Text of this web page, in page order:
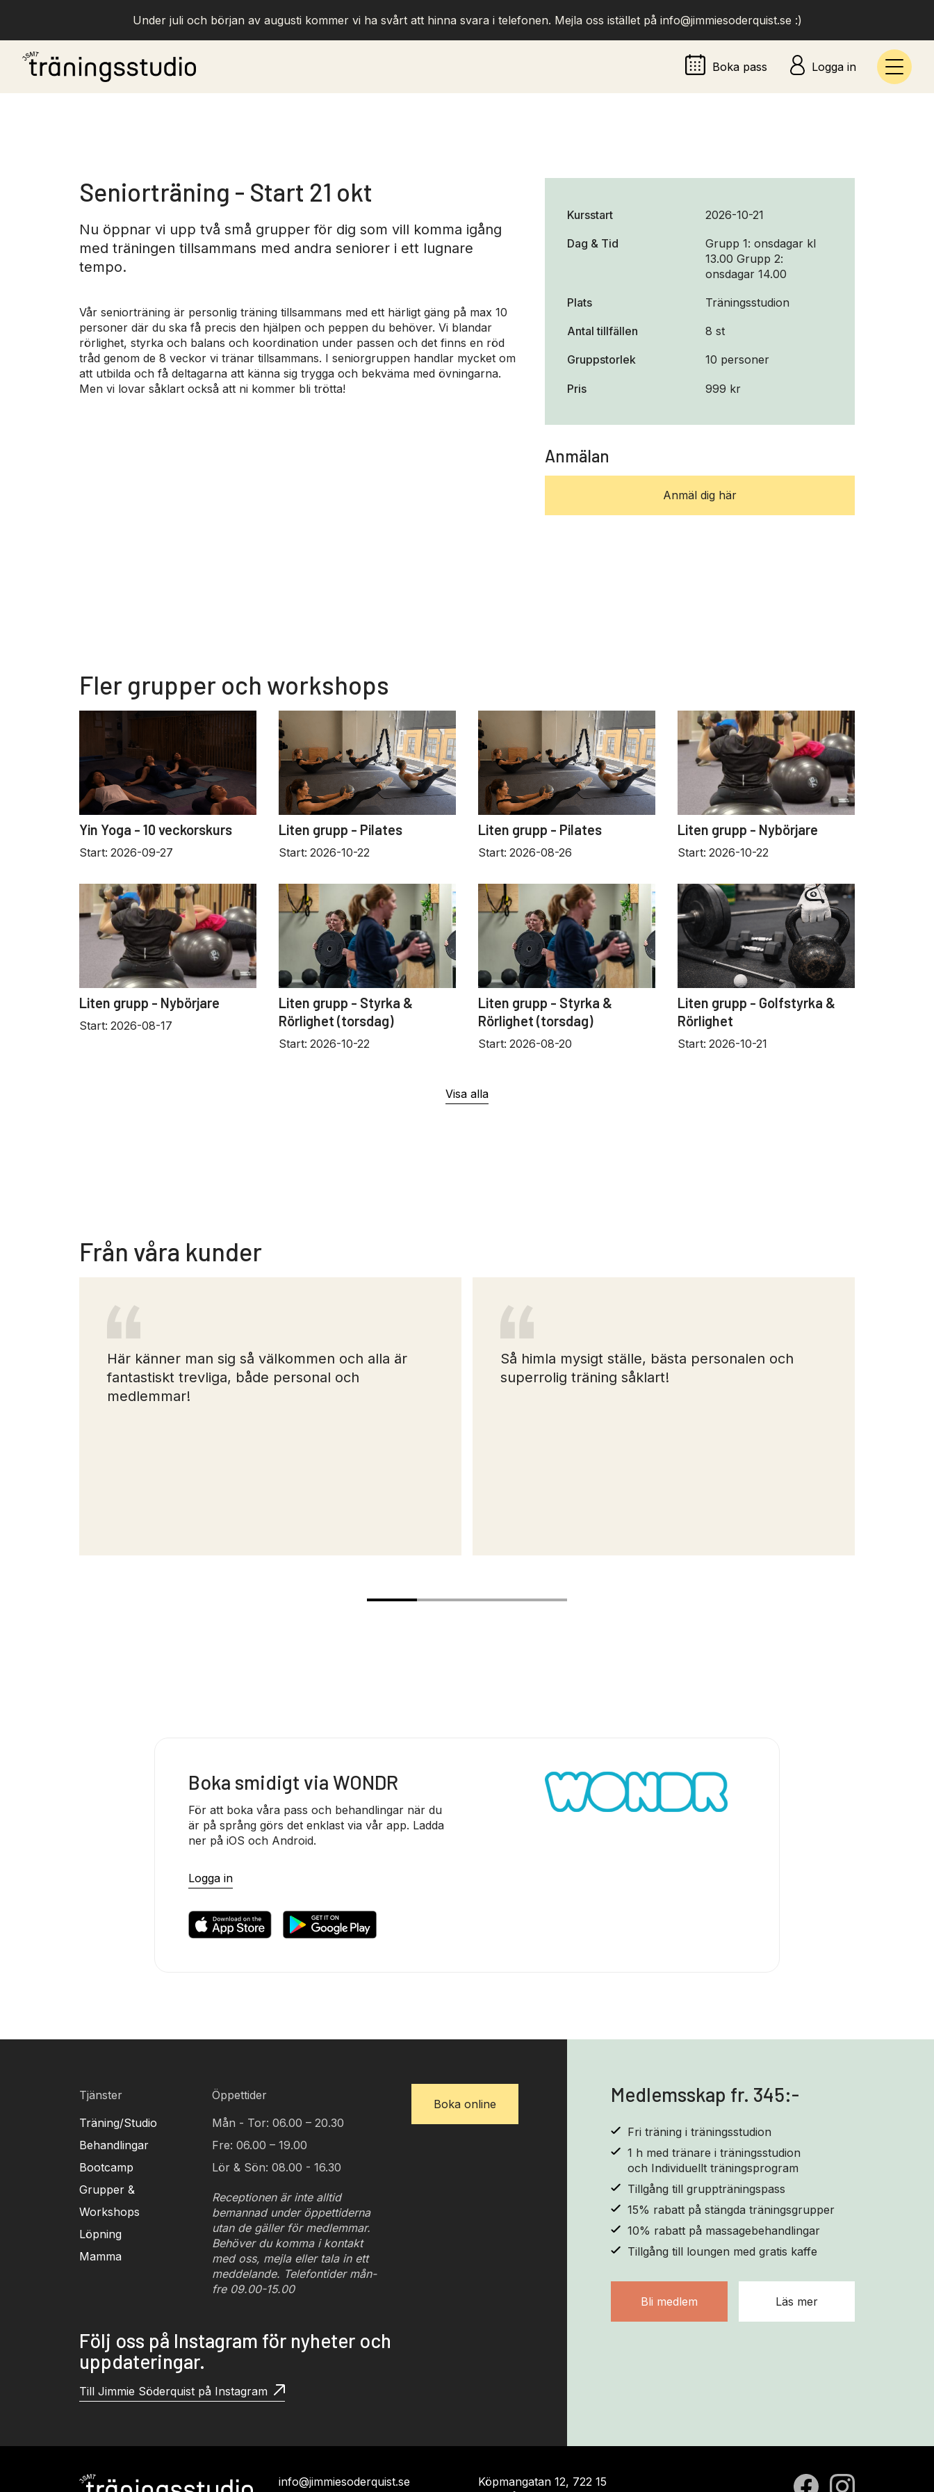
Seniorträning - Start 21 okt
Nu öppnar vi upp två små grupper för dig som vill komma igång
med träningen tillsammans med andra seniorer i ett lugnare
tempo.
Vår seniorträning är personlig träning tillsammans med ett härligt gäng på max 10
personer där du ska få precis den hjälpen och peppen du behöver. Vi blandar
rörlighet, styrka och balans och koordination under passen och det finns en röd
tråd genom de 8 veckor vi tränar tillsammans. I seniorgruppen handlar mycket om
att utbilda och få deltagarna att känna sig trygga och bekväma med övningarna.
Men vi lovar såklart också att ni kommer bli trötta!
Kursstart 2026-10-21
Dag & Tid
Grupp 1: onsdagar kl
13.00 Grupp 2:
onsdagar 14.00
Plats Träningsstudion
Antal tillfällen 8 st
Gruppstorlek 10 personer
Pris 999 kr
Anmälan
Anmäl dig här
Under juli och början av augusti kommer vi ha svårt att hinna svara i telefonen. Mejla oss istället på info@jimmiesoderquist.se :)
Boka pass Logga in
Fler grupper och workshops
Yin Yoga - 10 veckorskurs
Start: 2026-09-27
Liten grupp - Pilates
Start: 2026-10-22
Liten grupp - Pilates
Start: 2026-08-26
Liten grupp - Nybörjare
Start: 2026-10-22
Liten grupp - Nybörjare
Start: 2026-08-17
Liten grupp - Styrka &
Rörlighet (torsdag)
Start: 2026-10-22
Liten grupp - Styrka &
Rörlighet (torsdag)
Start: 2026-08-20
Liten grupp - Golfstyrka &
Rörlighet
Start: 2026-10-21
Visa alla
Från våra kunder
Här känner man sig så välkommen och alla är
fantastiskt trevliga, både personal och
medlemmar!
Så himla mysigt ställe, bästa personalen och
superrolig träning såklart!
Boka smidigt via WONDR
För att boka våra pass och behandlingar när du
är på språng görs det enklast via vår app. Ladda
ner på iOS och Android.
Logga in
Tjänster
Träning/Studio
Behandlingar
Bootcamp
Grupper &
Workshops
Löpning
Mamma
Öppettider
Mån - Tor: 06.00 – 20.30
Fre: 06.00 – 19.00
Lör & Sön: 08.00 - 16.30
Receptionen är inte alltid
bemannad under öppettiderna
utan de gäller för medlemmar.
Behöver du komma i kontakt
med oss, mejla eller tala in ett
meddelande. Telefontider mån-
fre 09.00-15.00
Boka online
Följ oss på Instagram för nyheter och
uppdateringar.
Till Jimmie Söderquist på Instagram
Medlemsskap fr. 345:-
Fri träning i träningsstudion
1 h med tränare i träningsstudion
och Individuellt träningsprogram
Tillgång till gruppträningspass
15% rabatt på stängda träningsgrupper
10% rabatt på massagebehandlingar
Tillgång till loungen med gratis kaffe
Bli medlem Läs mer
info@jimmiesoderquist.se
Köpmangatan 12, 722 15